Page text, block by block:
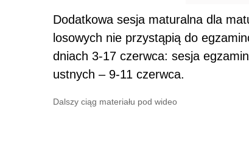
Dodatkowa sesja maturalna dla
losowych nie przystąpią do
dniach 3-17 czerwca: sesja
ustnych – 9-11 czerwca.
Dalszy ciąg materiału pod wideo